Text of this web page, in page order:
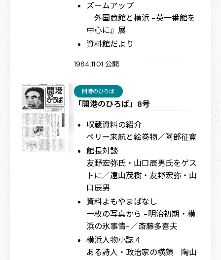
ズームアップ
『外国商館と横浜 −英一番館を
中心に』展
資料館だより
1984.11.01 公開
「開港のひろば」8号
開港のひろば
収蔵資料の紹介
ペリー来航と絵巻物／阿部征寛
館長対談
友野宏弥氏・山口辰男氏をゲス
トに／遠山茂樹・友野宏弥・山
口辰男
資料よもやまばなし
一枚の写真から −明治初期・横
浜の氷事情−／斎藤多喜夫
横浜人物小誌４
ある詩人・政治家の横顔 陶山